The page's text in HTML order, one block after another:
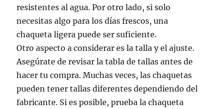
resistentes al agua. Por otro lado, si solo
necesitas algo para los días frescos, una
chaqueta ligera puede ser suficiente.
Otro aspecto a considerar es la talla y el ajuste.
Asegúrate de revisar la tabla de tallas antes de
hacer tu compra. Muchas veces, las chaquetas
pueden tener tallas diferentes dependiendo del
fabricante. Si es posible, prueba la chaqueta